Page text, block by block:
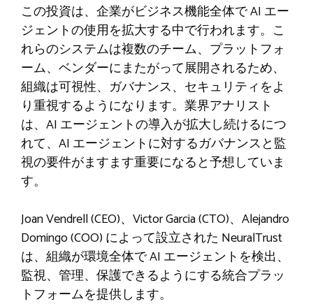
この投資は、企業がビジネス機能全体で AI エー
ジェントの使用を拡大する中で行われます。こ
れらのシステムは複数のチーム、プラットフォ
ーム、ベンダーにまたがって展開されるため、
組織は可視性、ガバナンス、セキュリティをよ
り重視するようになります。業界アナリスト
は、AI エージェントの導入が拡大し続けるにつ
れて、AI エージェントに対するガバナンスと監
視の要件がますます重要になると予想していま
す。
Joan Vendrell (CEO)、Victor Garcia (CTO)、Alejandro
Domingo (COO) によって設立された NeuralTrust
は、組織が環境全体で AI エージェントを検出、
監視、管理、保護できるようにする統合プラッ
トフォームを提供します。